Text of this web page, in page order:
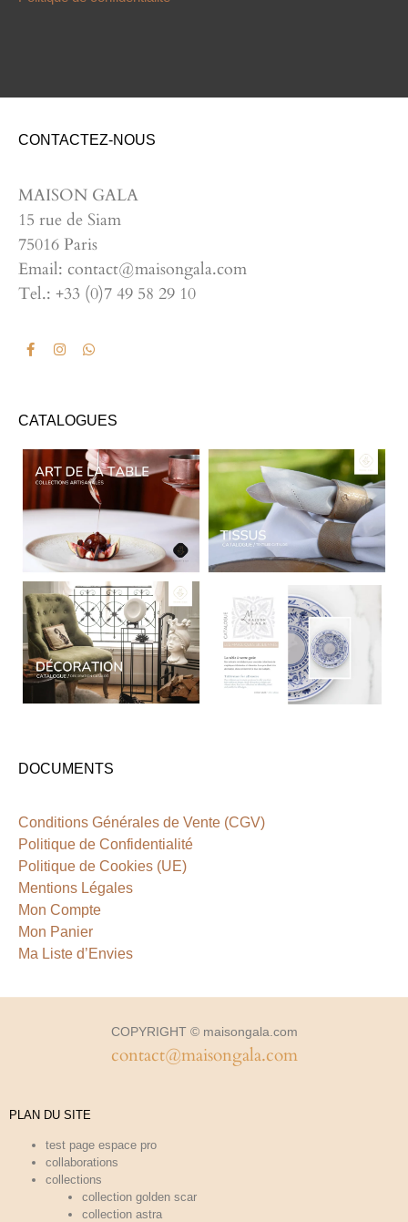
CONTACTEZ-NOUS
MAISON GALA
15 rue de Siam
75016 Paris
Email: contact@maisongala.com
Tel.: +33 (0)7 49 58 29 10
CATALOGUES
DOCUMENTS
Conditions Générales de Vente (CGV)
Politique de Confidentialité
Politique de Cookies (UE)
Mentions Légales
Mon Compte
Mon Panier
Ma Liste d’Envies
COPYRIGHT © maisongala.com
contact@maisongala.com
PLAN DU SITE
test page espace pro
collaborations
collections
collection golden scar
collection astra